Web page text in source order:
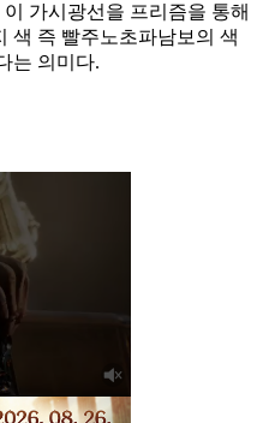
가시광선을 프리즘을 통해
색 즉 빨주노초파남보의 색
는 의미다.